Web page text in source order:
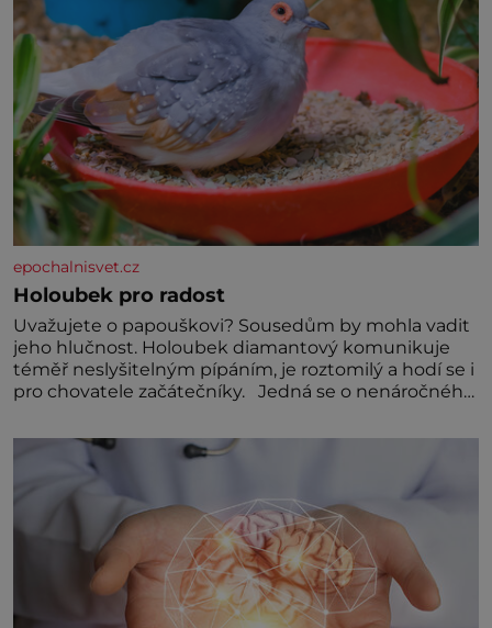
epochalnisvet.cz
Holoubek pro radost
Uvažujete o papouškovi? Sousedům by mohla vadit
jeho hlučnost. Holoubek diamantový komunikuje
téměř neslyšitelným pípáním, je roztomilý a hodí se i
pro chovatele začátečníky. Jedná se o nenáročného
Hodně času tráví na zemi, kde sbírá zbytky semínek
Jeho domovinou je prakticky celá Austrálie s
výjimkou pobřežní oblasti.